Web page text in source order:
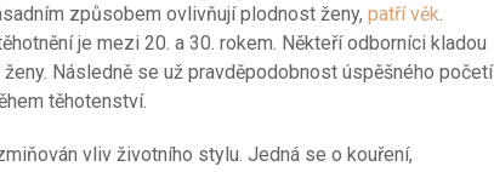
způsobem ovlivňují plodnost ženy, patří věk
je mezi 20. a 30. rokem. Někteří odborníci kladou
Následně se už pravděpodobnost úspěšného početí
těhotenství.
vliv životního stylu. Jedná se o kouření,